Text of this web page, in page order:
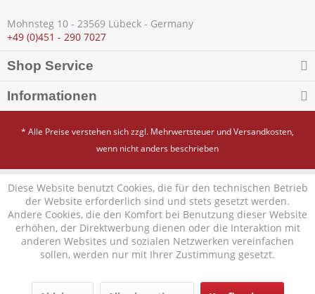
Mohnsteg 10 - 23569 Lübeck - Germany
+49 (0)451 - 290 7027
Shop Service
Informationen
* Alle Preise verstehen sich zzgl. Mehrwertsteuer undVersandkosten,
wenn nicht anders beschrieben
Diese Website benutzt Cookies, die für den technischen Betrieb
der Website erforderlich sind und stets gesetzt werden.
Andere Cookies, die den Komfort bei Benutzung dieser Website
erhöhen, der Direktwerbung dienen oder die Interaktion mit
anderen Websites und sozialen Netzwerken vereinfachen
sollen, werden nur mit Ihrer Zustimmung gesetzt.